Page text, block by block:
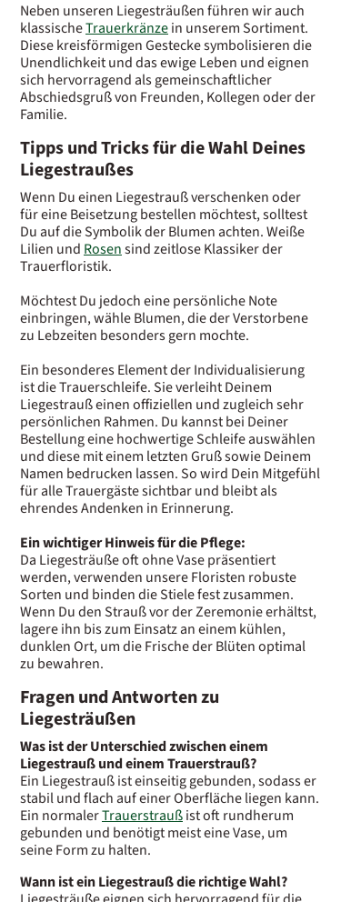
Neben unseren Liegesträußen führen wir auch
klassischeTrauerkränzein unserem Sortiment.
Diese kreisförmigen Gestecke symbolisieren die
Unendlichkeit und das ewige Leben und eignen
sich hervorragend als gemeinschaftlicher
Abschiedsgruß von Freunden, Kollegen oder der
Familie.
Tipps und Tricks für die Wahl Deines
Liegestraußes
Wenn Du einen Liegestrauß verschenken oder
für eine Beisetzung bestellen möchtest, solltest
Du auf die Symbolik der Blumen achten. Weiße
Lilien und Rosensind zeitlose Klassiker der
Trauerfloristik.
Möchtest Du jedoch eine persönliche Note
einbringen, wähle Blumen, die der Verstorbene
zu Lebzeiten besonders gern mochte.
Ein besonderes Element der Individualisierung
ist die Trauerschleife. Sie verleiht Deinem
Liegestrauß einen offiziellen und zugleich sehr
persönlichen Rahmen. Du kannst bei Deiner
Bestellung eine hochwertige Schleife auswählen
und diese mit einem letzten Gruß sowie Deinem
Namen bedrucken lassen. So wird Dein Mitgefühl
für alle Trauergäste sichtbar und bleibt als
ehrendes Andenken in Erinnerung.
Ein wichtiger Hinweis für die Pflege:
Da Liegesträuße oft ohne Vase präsentiert
werden, verwenden unsere Floristen robuste
Sorten und binden die Stiele fest zusammen.
Wenn Du den Strauß vor der Zeremonie erhältst,
lagere ihn bis zum Einsatz an einem kühlen,
dunklen Ort, um die Frische der Blüten optimal
zu bewahren.
Fragen und Antworten zu
Liegesträußen
Was ist der Unterschied zwischen einem
Liegestrauß und einem Trauerstrauß?
Ein Liegestrauß ist einseitig gebunden, sodass er
stabil und flach auf einer Oberfläche liegen kann.
Ein normalerTrauerstraußist oft rundherum
gebunden und benötigt meist eine Vase, um
seine Form zu halten.
Wann ist ein Liegestrauß die richtige Wahl?